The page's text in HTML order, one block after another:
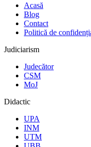
Acasă
Blog
Contact
Politică de
Judiciarism
Judecător
CSM
MoJ
Didactic
UPA
INM
UTM